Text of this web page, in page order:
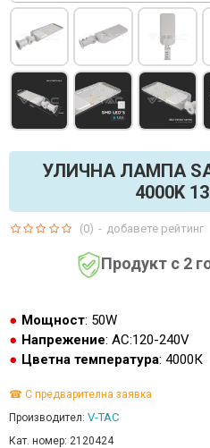
УЛИЧНА ЛАМПА
4000K
Продукт с 2
Мощност: 50W
Напрежение: AC:120-240V
Цветна температура: 4000К
☎ С предварителна заявка
Производител: V-TAC
Кат. номер: 2120424
(0) - добавете рейтинг